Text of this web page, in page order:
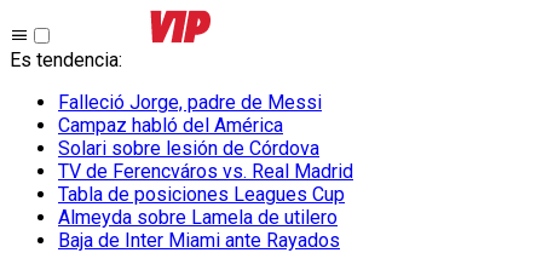
Es tendencia:
Falleció Jorge, padre de Messi
Campaz habló del América
Solari sobre lesión de Córdova
TV de Ferencváros vs. Real Madrid
Tabla de posiciones Leagues Cup
Almeyda sobre Lamela de utilero
Baja de Inter Miami ante Rayados